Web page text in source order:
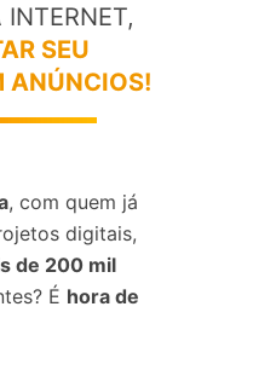
INTERNET,
SEU
ANÚNCIOS!
, com quem já
digitais,
de 200 mil
É hora de